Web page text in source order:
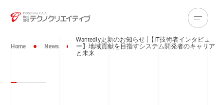
Home News
Wantedly更新のお知らせ |【IT技術者インタビュ
ー】地域貢献を目指すシステム開発者のキャリア
と未来